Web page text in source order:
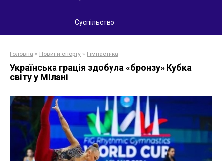
Суспільство
Головна » Новини спорту » Гімнастика
Українська грація здобула «бронзу» Кубка
світу у Мілані